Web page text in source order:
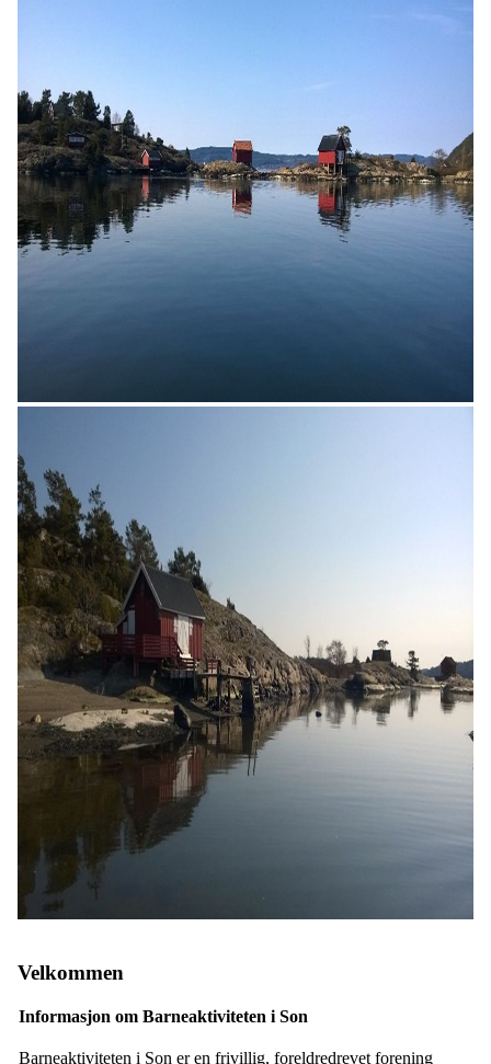
Velkommen
Informasjon om Barneaktiviteten i Son
Barneaktiviteten i Son er en frivillig, foreldredrevet forening